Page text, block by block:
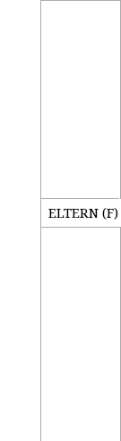
ELTERN (F)